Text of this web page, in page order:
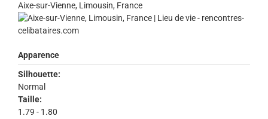
Aixe-sur-Vienne, Limousin, France
Apparence
Silhouette:
Normal
Taille:
1.79 - 1.80